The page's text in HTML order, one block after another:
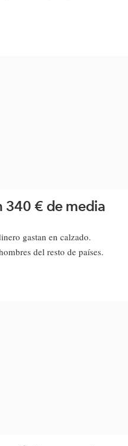
340 € de media
gastan en calzado.
del resto de países.​